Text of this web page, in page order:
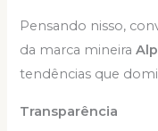
Pensando nisso,
da marca mineira
tendências que
Transparência